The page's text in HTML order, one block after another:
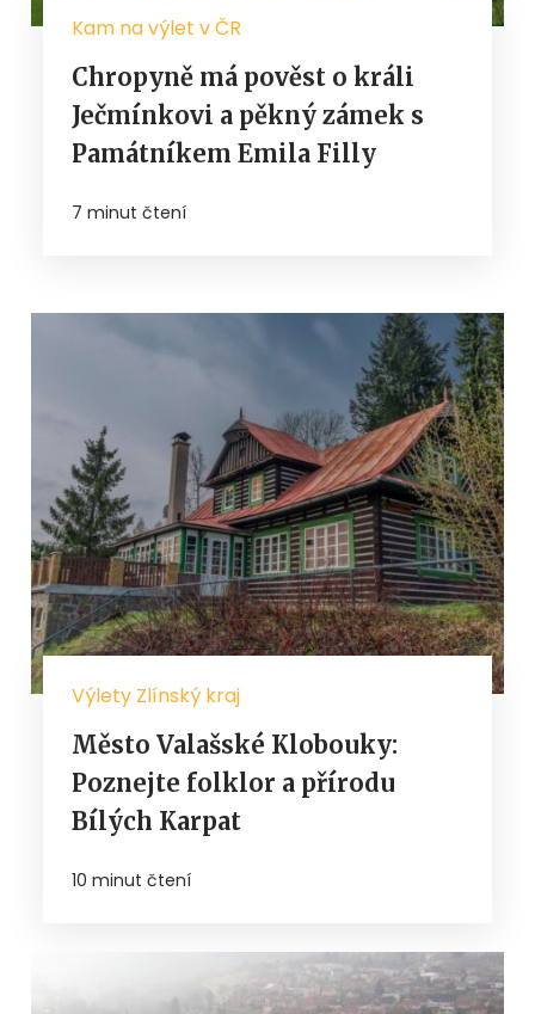
Kam na výlet v ČR
Chropyně má pověst o králi
Ječmínkovi a pěkný zámek s
Památníkem Emila Filly
7 minut čtení
Výlety Zlínský kraj
Město Valašské Klobouky:
Poznejte folklor a přírodu
Bílých Karpat
10 minut čtení